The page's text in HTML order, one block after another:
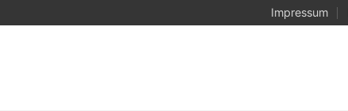
Impressum